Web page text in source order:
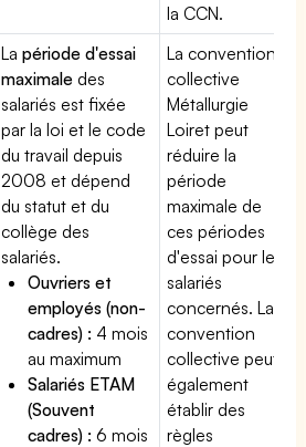
la CCN.
Lapériode d'essai
maximale des
salariés est fixée
par la loi et le code
du travail depuis
2008 et dépend
du statut et du
collège des
salariés.
Ouvriers et
employés (non-
cadres) : 4 mois
au maximum
Salariés ETAM
(Souvent
cadres) : 6 mois
La convention
collective
Métallurgie
Loiret peut
réduire la
période
maximale de
ces périodes
d'essai pour les
salariés
concernés. La
convention
collective peut
également
établir des
règles